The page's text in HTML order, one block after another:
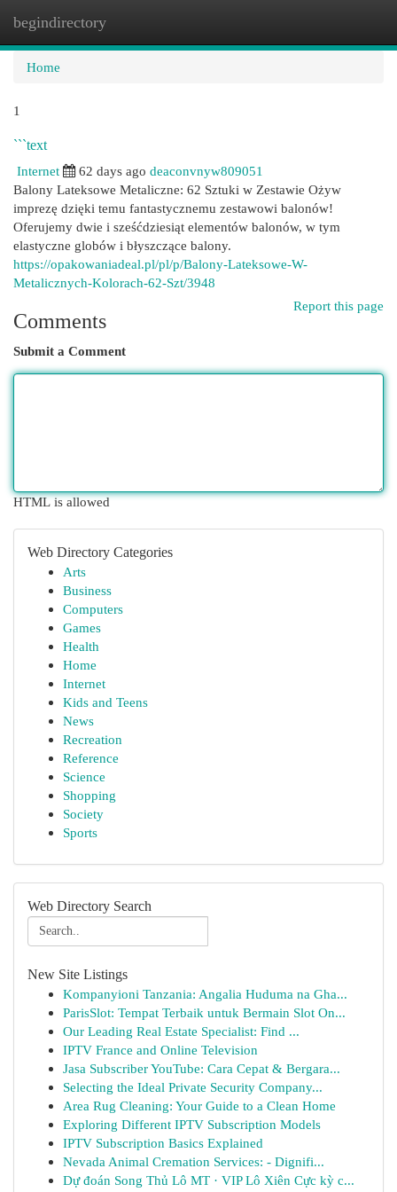
begindirectory
Home
1
```text
Internet
62 days ago deaconvnyw809051
Balony Lateksowe Metaliczne: 62 Sztuki w Zestawie Ożyw
imprezę dzięki temu fantastycznemu zestawowi balonów!
Oferujemy dwie i sześćdziesiąt elementów balonów, w tym
elastyczne globów i błyszczące balony.
https://opakowaniadeal.pl/pl/p/Balony-Lateksowe-W-
Metalicznych-Kolorach-62-Szt/3948
Report this page
Comments
Submit a Comment
HTML is allowed
Web Directory Categories
Arts
Business
Computers
Games
Health
Home
Internet
Kids and Teens
News
Recreation
Reference
Science
Shopping
Society
Sports
Web Directory Search
New Site Listings
Kompanyioni Tanzania: Angalia Huduma na Gha...
ParisSlot: Tempat Terbaik untuk Bermain Slot On...
Our Leading Real Estate Specialist: Find ...
IPTV France and Online Television
Jasa Subscriber YouTube: Cara Cepat & Bergara...
Selecting the Ideal Private Security Company...
Area Rug Cleaning: Your Guide to a Clean Home
Exploring Different IPTV Subscription Models
IPTV Subscription Basics Explained
Nevada Animal Cremation Services: - Dignifi...
Dự đoán Song Thủ Lô MT · VIP Lô Xiên Cực kỳ c...